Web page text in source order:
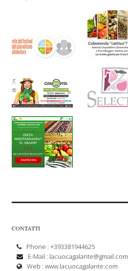
CONTATTI
Phone : +393381944625
E-Mail : lacuocagalante@gmail.com
Web :www.lacuocagalante.com